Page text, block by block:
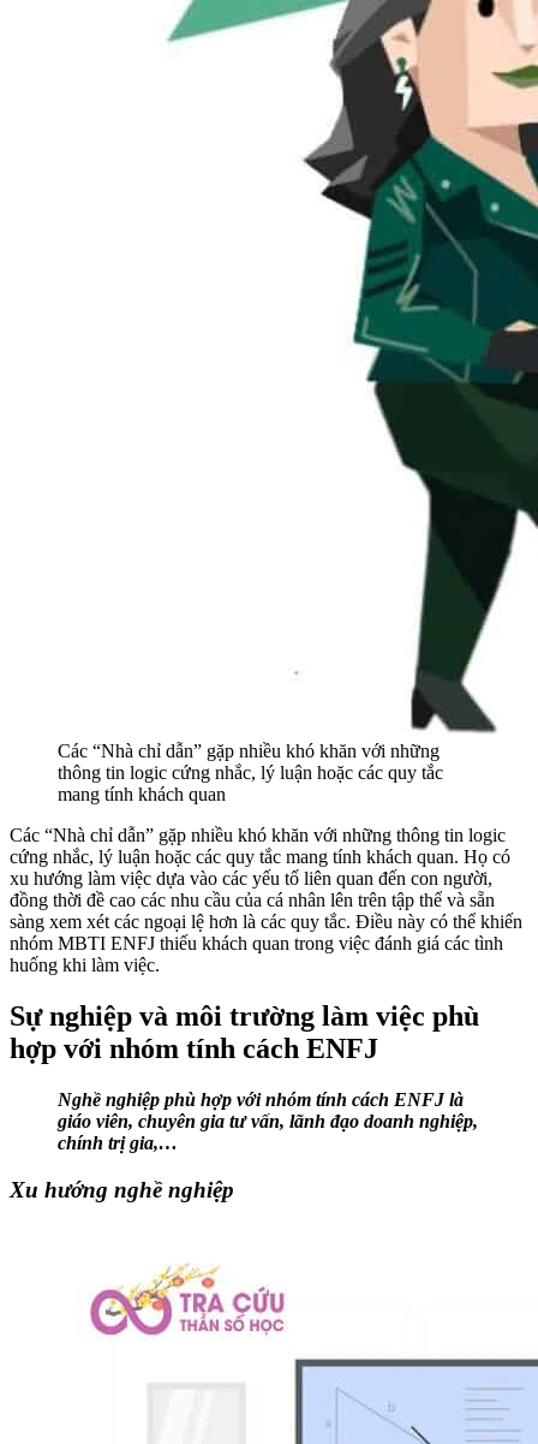
Các “Nhà chỉ dẫn” gặp nhiều khó khăn với những
thông tin logic cứng nhắc, lý luận hoặc các quy tắc
mang tính khách quan
Các “Nhà chỉ dẫn” gặp nhiều khó khăn với những thông tin logic
cứng nhắc, lý luận hoặc các quy tắc mang tính khách quan. Họ có
xu hướng làm việc dựa vào các yếu tố liên quan đến con người,
đồng thời đề cao các nhu cầu của cá nhân lên trên tập thể và sẵn
sàng xem xét các ngoại lệ hơn là các quy tắc. Điều này có thể khiến
nhóm MBTI ENFJ thiếu khách quan trong việc đánh giá các tình
huống khi làm việc.
Sự nghiệp và môi trường làm việc phù
hợp với nhóm tính cách ENFJ
Nghề nghiệp phù hợp với nhóm tính cách ENFJ là
giáo viên, chuyên gia tư vấn, lãnh đạo doanh nghiệp,
chính trị gia,…
Xu hướng nghề nghiệp